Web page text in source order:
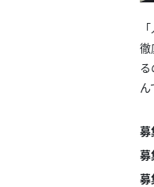
徹
募
募
募